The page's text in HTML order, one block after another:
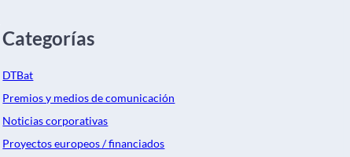
Categorías
DTBat
Premios y medios de comunicación
Noticias corporativas
Proyectos europeos / financiados